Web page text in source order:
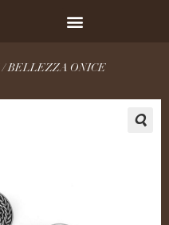
/ BELLEZZA ONICE